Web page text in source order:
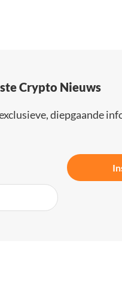
Crypto Nieuws
diepgaande